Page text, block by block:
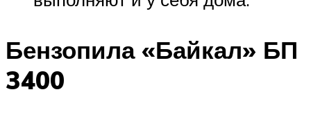
Бензопила «Байкал» БП
3400